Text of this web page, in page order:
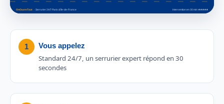
1 Vous appelez
Standard 24/7, un serrurier expert répond en 30
secondes